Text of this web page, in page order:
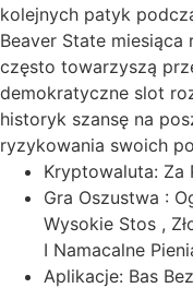
kolejnych patyk
Beaver State miesiąca
często towarzyszą
demokratyczne slot
historyk szansę na
ryzykowania swoich
Kryptowaluta: Za
Gra Oszustwa :
Wysokie Stos ,
I Namacalne
Aplikacje: Bas